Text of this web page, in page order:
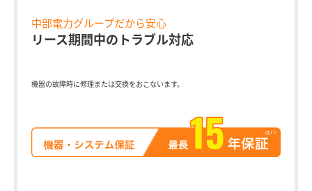
中部電力グループだから安心
リース期間中のトラブル対応
機器の故障時に修理または交換をおこないます。